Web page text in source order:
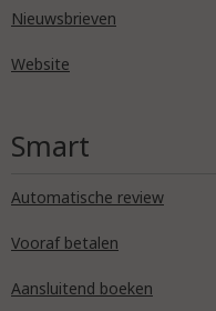
Nieuwsbrieven
Website
Smart
Automatische review
Vooraf betalen
Aansluitend boeken